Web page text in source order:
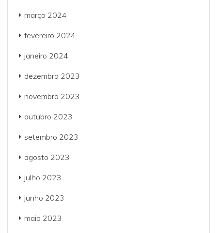
março 2024
fevereiro 2024
janeiro 2024
dezembro 2023
novembro 2023
outubro 2023
setembro 2023
agosto 2023
julho 2023
junho 2023
maio 2023